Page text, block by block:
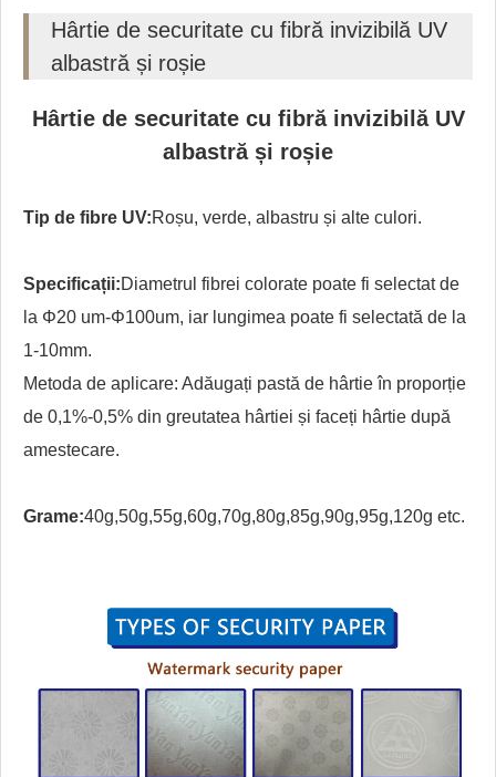
Hârtie de securitate cu fibră invizibilă UV
albastră și roșie
Hârtie de securitate cu fibră invizibilă UV
albastră și roșie
Tip de fibre UV:Roșu, verde, albastru și alte culori.
Specificații:Diametrul fibrei colorate poate fi selectat de
la Φ20 um-Φ100um, iar lungimea poate fi selectată de la
1-10mm.
Metoda de aplicare: Adăugați pastă de hârtie în proporție
de 0,1%-0,5% din greutatea hârtiei și faceți hârtie după
amestecare.
Grame:40g,50g,55g,60g,70g,80g,85g,90g,95g,120g etc.